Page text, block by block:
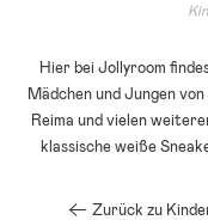
Hier bei Jollyroom
Mädchen und Jungen
Reima und vielen
klassische weiße
Zurück zu